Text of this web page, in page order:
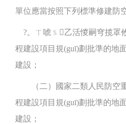
單位應當按照下列標準修建防
?。ㄒ唬﹪乙活惾嗣穹揽
程建設項目規(guī)劃批準的地
建設；
（二）國家二類人民防空重點
程建設項目規(guī)劃批準的地
建設；